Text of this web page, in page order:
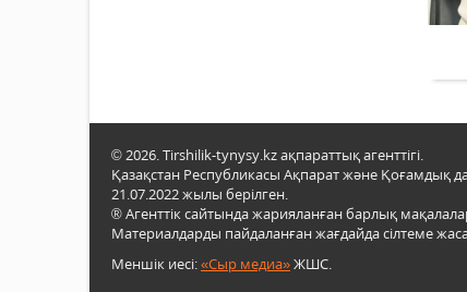
© 2026. Tirshilik-tynysy.kz ақпараттық агенттігі.
Қазақстан Республикасы Ақпарат және Қоғамдық
21.07.2022 жылы берілген.
® Агенттік сайтында жарияланған барлық
Материалдарды пайдаланған жағдайда сілтеме
Меншік иесі:«Сыр медиа»ЖШС.